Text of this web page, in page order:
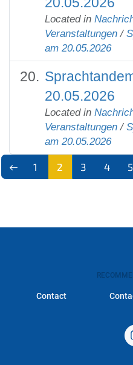
Located in
Veranstaltungen /
am 20.05.2026
20.05.2026
Located in
Veranstaltungen /
am 20.05.2026
1 2 3 4 5
Contact